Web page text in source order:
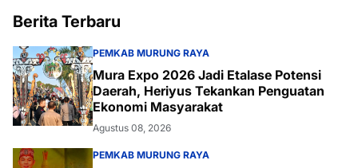
Berita Terbaru
PEMKAB MURUNG RAYA
Mura Expo 2026 Jadi Etalase Potensi
Daerah, Heriyus Tekankan Penguatan
Ekonomi Masyarakat
Agustus 08, 2026
PEMKAB MURUNG RAYA